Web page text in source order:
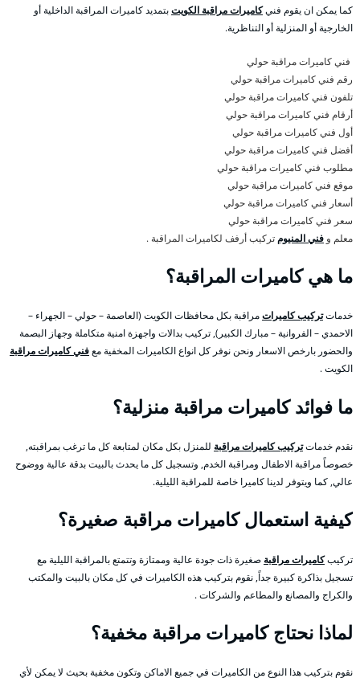
كما يمكن ان يقوم فنيكاميرات مراقبة الكويتبتمديد كاميرات المراقبة الداخلية أو
الخارجية أو المنزلية أو التناظرية.
فني كاميرات مراقبة حولي
رقم فني كاميرات مراقبة حولي
تلفون فني كاميرات مراقبة حولي
أرقام فني كاميرات مراقبة حولي
أول فني كاميرات مراقبة حولي
أفضل فني كاميرات مراقبة حولي
مطلوب فني كاميرات مراقبة حولي
موقع فني كاميرات مراقبة حولي
أسعار فني كاميرات مراقبة حولي
سعر فني كاميرات مراقبة حولي
معلم و فني المنيومتركيب أرفف لكاميرات المراقبة .
ما هي كاميرات المراقبة؟
خدماتتركيب كاميراتمراقبة بكل محافظات الكويت (العاصمة – حولي – الجهراء –
الاحمدي – الفروانية – مبارك الكبير), تركيب بدالات واجهزة امنية متكاملة وجهاز البصمة
والحضور بارخص الاسعار ونحن نوفر كل انواع الكاميرات المخفية معفني كاميرات مراقبة
الكويت .
ما فوائد كاميرات مراقبة منزلية؟
نقدم خدماتتركيب كاميرات مراقبة للمنزل بكل مكان لمتابعة كل ما ترغب بمراقبته,
خصوصاً مراقبة الاطفال ومراقبة الخدم, وتسجيل كل ما يحدث بالبيت بدقة عالية ووضوح
عالي, كما ويتوفر لدينا كاميرا خاصة للمراقبة الليلية.
كيفية استعمال كاميرات مراقبة صغيرة؟
تركيبكاميرات مراقبة صغيرة ذات جودة عالية وممتازة وتتمتع بالمراقبة الليلية مع
تسجيل بذاكرة كبيرة جداً, نقوم بتركيب هذه الكاميرات في كل مكان بالبيت والمكتب
والكراج والمصانع والمطاعم والشركات .
لماذا نحتاج كاميرات مراقبة مخفية؟
نقوم بتركيب هذا النوع من الكاميرات في جميع الاماكن وتكون مخفية بحيث لا يمكن لأي